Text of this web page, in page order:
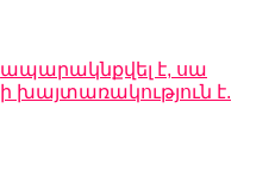
է, սա
խայտառակություն է.